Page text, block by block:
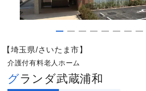
【埼玉県/さいたま市】
介護付有料老人ホーム
グランダ武蔵浦和